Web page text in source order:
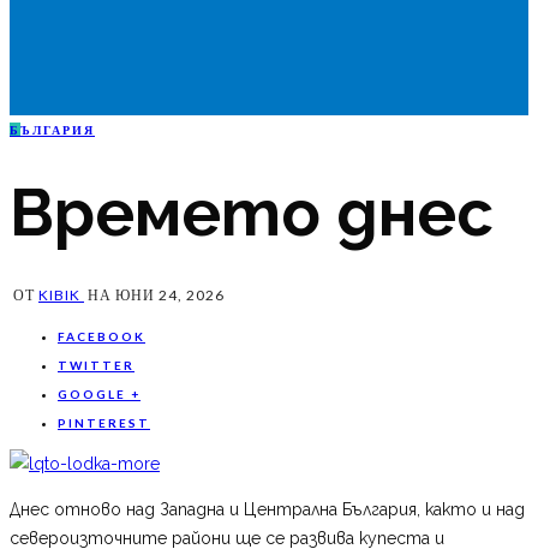
Б ЪЛГАРИЯ
Времето днес
ОТ KIBIK НА ЮНИ 24, 2026
FACEBOOK
TWITTER
GOOGLE +
PINTEREST
Днес отново над Западна и Централна България, както и над
североизточните райони ще се развива купеста и